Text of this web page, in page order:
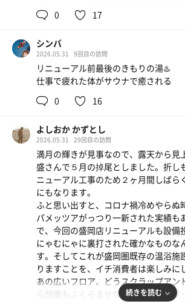
0 17
シンバ
2026.05.31 9回目の訪問
リニューアル前最後のきもりの湯♨️
仕事で疲れた体がサウナで癒される
0
16
よしおか かずとし
2026.05.31 29回目の訪問
満月の輝きが見事なので、露天から見
盛さんで５月の掉尾としました。折し
ニューアル工事のため２ヶ月間しばら
にもなります。
ふと思い出すと、コロナ禍冷めやらぬ
パメッツアがっつり一新された実績も
で、今回の盛岡店リニューアルも設備
にゃむにゃに裏打された確かなものな
す。そしてこれが盛岡圏既存の温浴施
りますことを、イチ消費者は楽しみに
あの広いフロア、どうスクラップアン
ら想像もふくらませながら炭酸泉に浸
続きを読む